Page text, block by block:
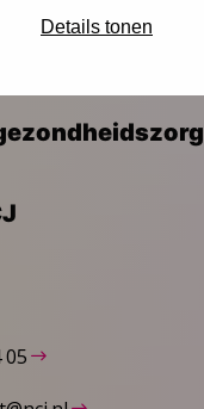
Details tonen
05